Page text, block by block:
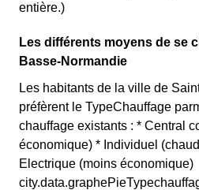
entière.)
Les différents moyens de se
Basse-Normandie
Les habitants de la ville de
préfèrent le TypeChauffage
chauffage existants : * Central
économique) * Individuel
Electrique (moins économique)